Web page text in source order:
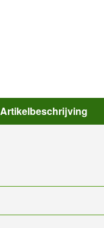
Artikelbeschrijving